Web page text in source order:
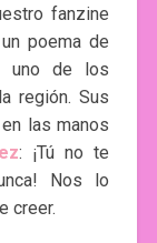
fanzine
poema de
uno de los
región. Sus
las manos
: ¡Tú no te
Nos lo
creer.